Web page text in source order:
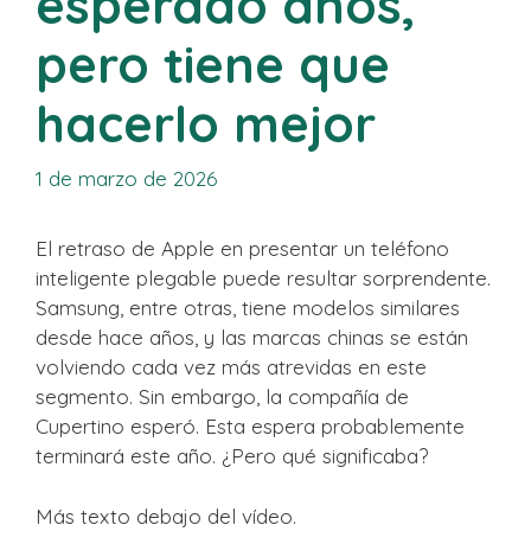
pero tiene que
hacerlo mejor
1 de marzo de 2026
El retraso de Apple en presentar un teléfono
inteligente plegable puede resultar sorprendente.
Samsung, entre otras, tiene modelos similares
desde hace años, y las marcas chinas se están
volviendo cada vez más atrevidas en este
segmento. Sin embargo, la compañía de
Cupertino esperó. Esta espera probablemente
terminará este año. ¿Pero qué significaba?
Más texto debajo del vídeo.